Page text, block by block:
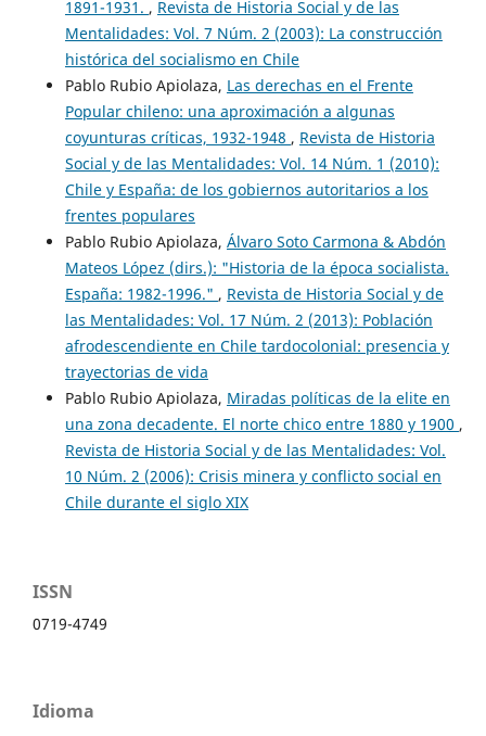
1891-1931. , Revista de Historia Social y de las
Mentalidades: Vol. 7 Núm. 2 (2003): La construcción
histórica del socialismo en Chile
Pablo Rubio Apiolaza, Las derechas en el Frente
Popular chileno: una aproximación a algunas
coyunturas críticas, 1932-1948 , Revista de Historia
Social y de las Mentalidades: Vol. 14 Núm. 1 (2010):
Chile y España: de los gobiernos autoritarios a los
frentes populares
Pablo Rubio Apiolaza, Álvaro Soto Carmona & Abdón
Mateos López (dirs.): "Historia de la época socialista.
España: 1982-1996." , Revista de Historia Social y de
las Mentalidades: Vol. 17 Núm. 2 (2013): Población
afrodescendiente en Chile tardocolonial: presencia y
trayectorias de vida
Pablo Rubio Apiolaza, Miradas políticas de la elite en
una zona decadente. El norte chico entre 1880 y 1900 ,
Revista de Historia Social y de las Mentalidades: Vol.
10 Núm. 2 (2006): Crisis minera y conflicto social en
Chile durante el siglo XIX
ISSN
0719-4749
Idioma